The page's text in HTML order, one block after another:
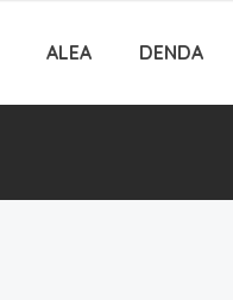
ALEA DENDA